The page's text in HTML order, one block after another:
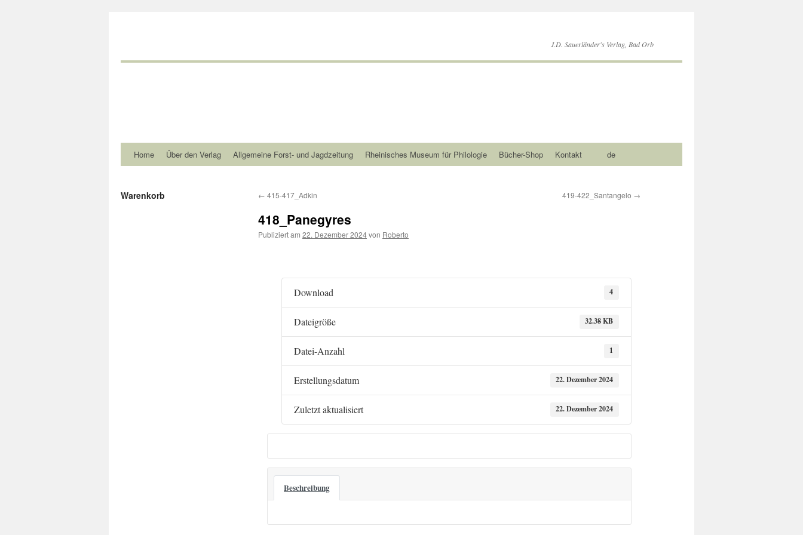
J.D. Sauerländer's Verlag, Bad Orb
Home Über den Verlag Allgemeine Forst- und Jagdzeitung Rheinisches Museum für Philologie Bücher-Shop Kontakt de
← 415-417_Adkin 419-422_Santangelo →
418_Panegyres
Publiziert am 22. Dezember 2024von Roberto
Download 4
Dateigröße 32.38 KB
Datei-Anzahl 1
Erstellungsdatum 22. Dezember 2024
Zuletzt aktualisiert 22. Dezember 2024
Beschreibung
Warenkorb